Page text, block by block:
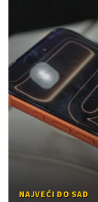
NAJVEĆI DO SAD